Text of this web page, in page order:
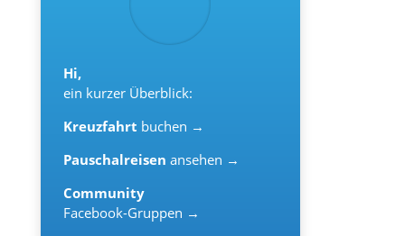
Hi,
ein kurzer Überblick:
Kreuzfahrt buchen →
Pauschalreisen ansehen →
Community
Facebook-Gruppen →